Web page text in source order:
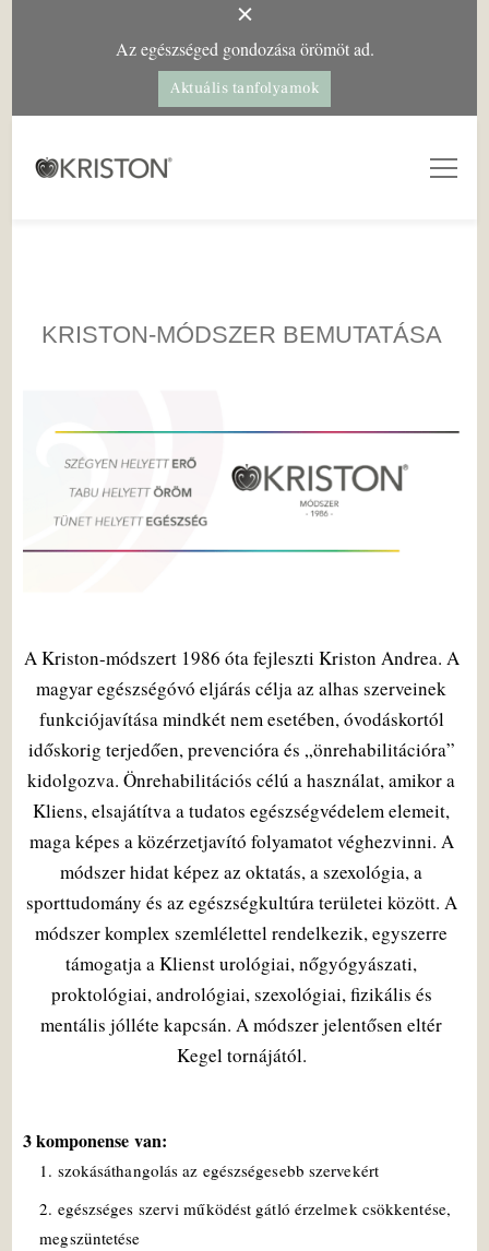
Az egészséged gondozása örömöt ad.
Aktuális tanfolyamok
KRISTON-MÓDSZER BEMUTATÁSA
A Kriston-módszert 1986 óta fejleszti Kriston Andrea. A
magyar egészségóvó eljárás célja az alhas szerveinek
funkciójavítása mindkét nem esetében, óvodáskortól
időskorig terjedően, prevencióra és „önrehabilitációra”
kidolgozva. Önrehabilitációs célú a használat, amikor a
Kliens, elsajátítva a tudatos egészségvédelem elemeit,
maga képes a közérzetjavító folyamatot véghezvinni. A
módszer hidat képez az oktatás, a szexológia, a
sporttudomány és az egészségkultúra területei között. A
módszer komplex szemlélettel rendelkezik, egyszerre
támogatja a Klienst urológiai, nőgyógyászati,
proktológiai, andrológiai, szexológiai, fizikális és
mentális jólléte kapcsán. A módszer jelentősen eltér
Kegel tornájától.
3 komponense van:
1. szokásáthangolás az egészségesebb szervekért
2. egészséges szervi működést gátló érzelmek csökkentése,
megszüntetése